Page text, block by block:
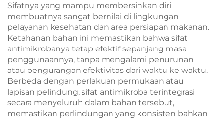
Sifatnya yang mampu membersihkan diri
membuatnya sangat bernilai di lingkungan
pelayanan kesehatan dan area persiapan makanan.
Ketahanan bahan ini memastikan bahwa sifat
antimikrobanya tetap efektif sepanjang masa
penggunaannya, tanpa mengalami penurunan
atau pengurangan efektivitas dari waktu ke waktu.
Berbeda dengan perlakuan permukaan atau
lapisan pelindung, sifat antimikroba terintegrasi
secara menyeluruh dalam bahan tersebut,
memastikan perlindungan yang konsisten bahkan